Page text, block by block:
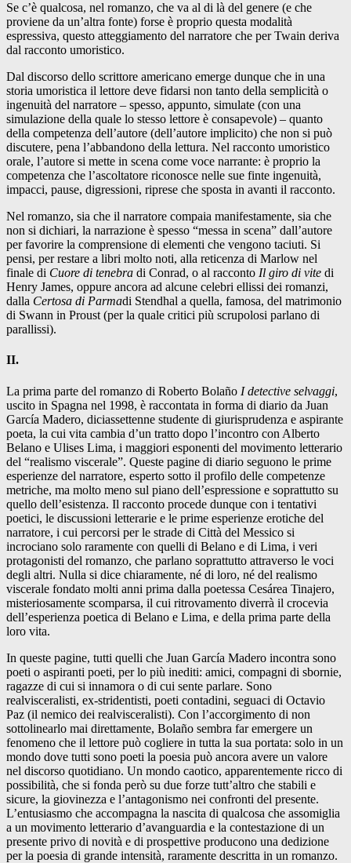
Se c’è qualcosa, nel romanzo, che va al di là del genere (e che
proviene da un’altra fonte) forse è proprio questa modalità
espressiva, questo atteggiamento del narratore che per Twain deriva
dal racconto umoristico.
Dal discorso dello scrittore americano emerge dunque che in una
storia umoristica il lettore deve fidarsi non tanto della semplicità o
ingenuità del narratore – spesso, appunto, simulate (con una
simulazione della quale lo stesso lettore è consapevole) – quanto
della competenza dell’autore (dell’autore implicito) che non si può
discutere, pena l’abbandono della lettura. Nel racconto umoristico
orale, l’autore si mette in scena come voce narrante: è proprio la
competenza che l’ascoltatore riconosce nelle sue finte ingenuità,
impacci, pause, digressioni, riprese che sposta in avanti il racconto.
Nel romanzo, sia che il narratore compaia manifestamente, sia che
non si dichiari, la narrazione è spesso “messa in scena” dall’autore
per favorire la comprensione di elementi che vengono taciuti. Si
pensi, per restare a libri molto noti, alla reticenza di Marlow nel
finale di Cuore di tenebra di Conrad, o al racconto Il giro di vite di
Henry James, oppure ancora ad alcune celebri ellissi dei romanzi,
dalla Certosa di Parmadi Stendhal a quella, famosa, del matrimonio
di Swann in Proust (per la quale critici più scrupolosi parlano di
parallissi).
II.
La prima parte del romanzo di Roberto Bolaño I detective selvaggi,
uscito in Spagna nel 1998, è raccontata in forma di diario da Juan
García Madero, diciassettenne studente di giurisprudenza e aspirante
poeta, la cui vita cambia d’un tratto dopo l’incontro con Alberto
Belano e Ulises Lima, i maggiori esponenti del movimento letterario
del “realismo viscerale”. Queste pagine di diario seguono le prime
esperienze del narratore, esperto sotto il profilo delle competenze
metriche, ma molto meno sul piano dell’espressione e soprattutto su
quello dell’esistenza. Il racconto procede dunque con i tentativi
poetici, le discussioni letterarie e le prime esperienze erotiche del
narratore, i cui percorsi per le strade di Città del Messico si
incrociano solo raramente con quelli di Belano e di Lima, i veri
protagonisti del romanzo, che parlano soprattutto attraverso le voci
degli altri. Nulla si dice chiaramente, né di loro, né del realismo
viscerale fondato molti anni prima dalla poetessa Cesárea Tinajero,
misteriosamente scomparsa, il cui ritrovamento diverrà il crocevia
dell’esperienza poetica di Belano e Lima, e della prima parte della
loro vita.
In queste pagine, tutti quelli che Juan García Madero incontra sono
poeti o aspiranti poeti, per lo più inediti: amici, compagni di sbornie,
ragazze di cui si innamora o di cui sente parlare. Sono
realvisceralisti, ex-stridentisti, poeti contadini, seguaci di Octavio
Paz (il nemico dei realvisceralisti). Con l’accorgimento di non
sottolinearlo mai direttamente, Bolaño sembra far emergere un
fenomeno che il lettore può cogliere in tutta la sua portata: solo in un
mondo dove tutti sono poeti la poesia può ancora avere un valore
nel discorso quotidiano. Un mondo caotico, apparentemente ricco di
possibilità, che si fonda però su due forze tutt’altro che stabili e
sicure, la giovinezza e l’antagonismo nei confronti del presente.
L’entusiasmo che accompagna la nascita di qualcosa che assomiglia
a un movimento letterario d’avanguardia e la contestazione di un
presente privo di novità e di prospettive producono una dedizione
per la poesia di grande intensità, raramente descritta in un romanzo.